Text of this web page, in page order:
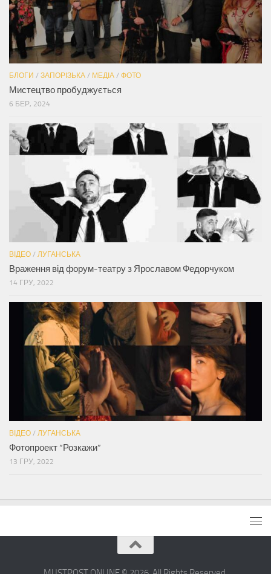
БЛОГИ / ЗАПОРІЗЬКА / МЕДІА / ФОТО
Мистецтво пробуджується
6 БЕР, 2024
ВІДЕО / ЛУГАНСЬКА
Враження від форум-театру з Ярославом Федорчуком
14 ГРУ, 2022
ВІДЕО / ЛУГАНСЬКА
Фотопроект “Розкажи”
13 ГРУ, 2022